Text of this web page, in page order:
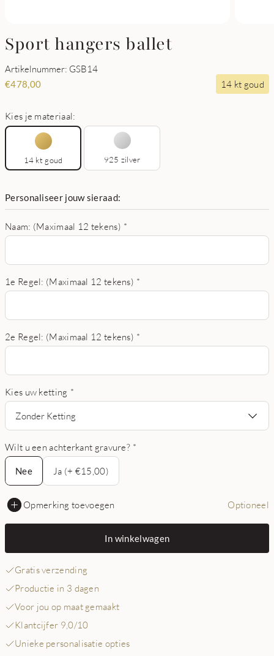
Sport hangers ballet
Artikelnummer: GSB14
€478,00 14 kt goud
Kies je materiaal:
14 kt goud 925 zilver
Personaliseer jouw sieraad:
Naam: (Maximaal 12 tekens) *
1e Regel: (Maximaal 12 tekens) *
2e Regel: (Maximaal 12 tekens) *
Kies uw ketting *
Zonder Ketting
Wilt u een achterkant gravure? *
Nee
Nee
Ja (+ €15,00)
Opmerking toevoegen Optioneel
In winkelwagen
Gratis verzending
Productie in 3 dagen
Voor jou op maat gemaakt
Klantcijfer 9,0/10
Unieke personalisatie opties